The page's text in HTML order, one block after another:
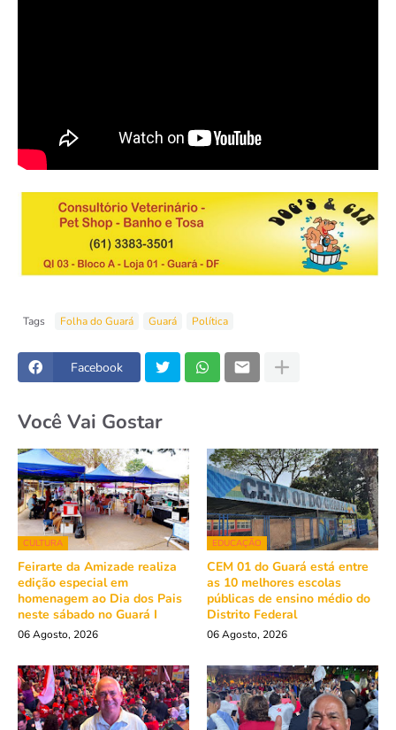
Tags Folha do Guará Guará Política
Facebook
Você Vai Gostar
CULTURA
Feirarte da Amizade realiza
edição especial em
homenagem ao Dia dos Pais
neste sábado no Guará I
06 Agosto, 2026
EDUCAÇÃO
CEM 01 do Guará está entre
as 10 melhores escolas
públicas de ensino médio do
Distrito Federal
06 Agosto, 2026